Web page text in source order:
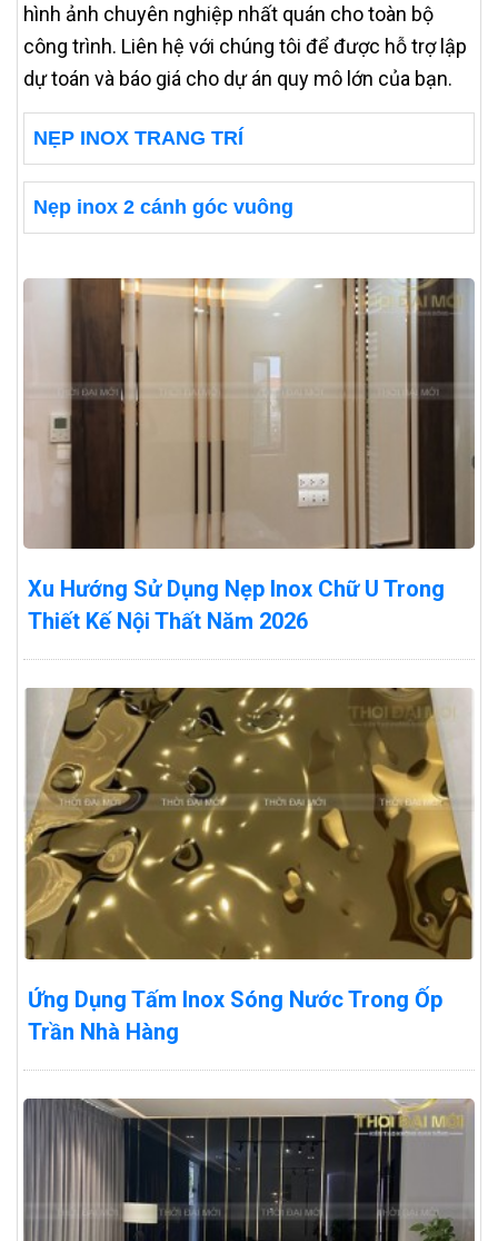
hình ảnh chuyên nghiệp nhất quán cho toàn bộ
công trình. Liên hệ với chúng tôi để được hỗ trợ lập
dự toán và báo giá cho dự án quy mô lớn của bạn.
NẸP INOX TRANG TRÍ
Nẹp inox 2 cánh góc vuông
Xu Hướng Sử Dụng Nẹp Inox Chữ U Trong
Thiết Kế Nội Thất Năm 2026
Ứng Dụng Tấm Inox Sóng Nước Trong Ốp
Trần Nhà Hàng